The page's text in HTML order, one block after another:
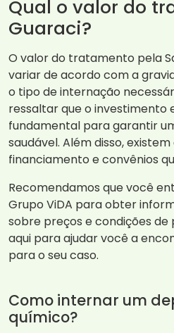
Qual o valor do
Guaraci?
O valor do tratamento pela
variar de acordo com a
o tipo de internação
ressaltar que o investimento
fundamental para garantir
saudável. Além disso,
financiamento e convênios
Recomendamos que você
Grupo ViDA para obter
sobre preços e condições de
aqui para ajudar você a
para o seu caso.
Como internar um
químico?